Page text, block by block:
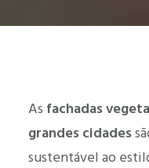
As fachadas
grandes cidades
sustentável ao